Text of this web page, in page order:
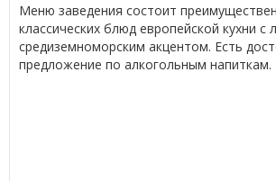
Меню заведения состоит
классических блюд европейской кухни с
средиземноморским акцентом. Есть
предложение по алкогольным напиткам.